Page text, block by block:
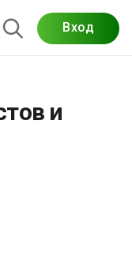
Вход
и